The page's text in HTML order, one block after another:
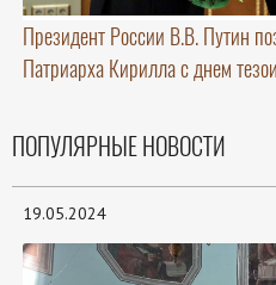
Президент России В.В. Путин
Патриарха Кирилла с днем
ПОПУЛЯРНЫЕ НОВОСТИ
19.05.2024